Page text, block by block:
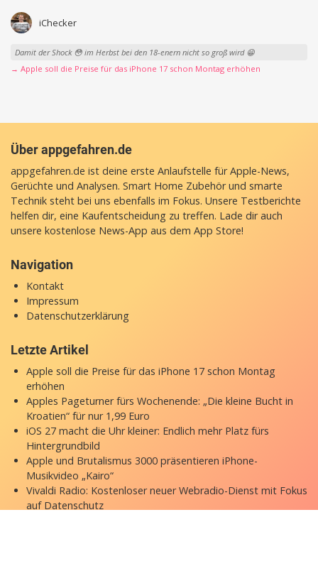
iChecker
Damit der Shock 😳 im Herbst bei den 18-enern nicht so groß wird 😁
→ Apple soll die Preise für das iPhone 17 schon Montag erhöhen
Über appgefahren.de
appgefahren.de ist deine erste Anlaufstelle für Apple-News,
Gerüchte und Analysen. Smart Home Zubehör und smarte
Technik steht bei uns ebenfalls im Fokus. Unsere Testberichte
helfen dir, eine Kaufentscheidung zu treffen. Lade dir auch
unsere kostenlose News-App aus dem App Store!
Navigation
Kontakt
Impressum
Datenschutzerklärung
Letzte Artikel
Apple soll die Preise für das iPhone 17 schon Montag
erhöhen
Apples Pageturner fürs Wochenende: „Die kleine Bucht in
Kroatien“ für nur 1,99 Euro
iOS 27 macht die Uhr kleiner: Endlich mehr Platz fürs
Hintergrundbild
Apple und Brutalismus 3000 präsentieren iPhone-
Musikvideo „Kairo“
Vivaldi Radio: Kostenloser neuer Webradio-Dienst mit Fokus
auf Datenschutz